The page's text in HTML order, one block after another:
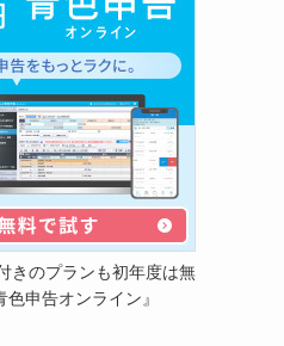
きのプランも初年度は無
申告オンライン』